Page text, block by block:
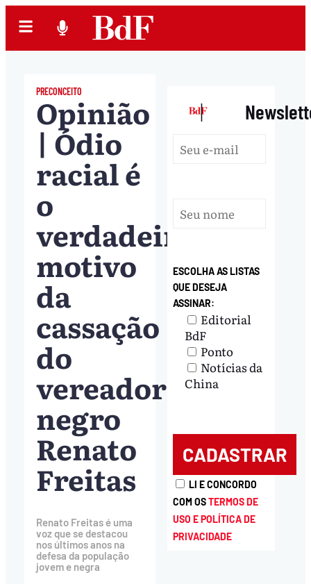
PRECONCEITO
Opinião
| Ódio
racial é
o
verdadeiro
motivo
da
cassação
do
vereador
negro
Renato
Freitas
Renato Freitas é uma
voz que se destacou
nos últimos anos na
defesa da população
jovem e negra
|
ESCOLHA AS LISTAS
QUE DESEJA
ASSINAR:
Editorial
BdF
Ponto
Notícias da
China
LI E CONCORDO
COM OSTERMOS DE
USO E POLÍTICA DE
PRIVACIDADE